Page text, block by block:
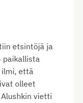
etsintöjä ja
paikallista
ilmi, että
olleet
vietti